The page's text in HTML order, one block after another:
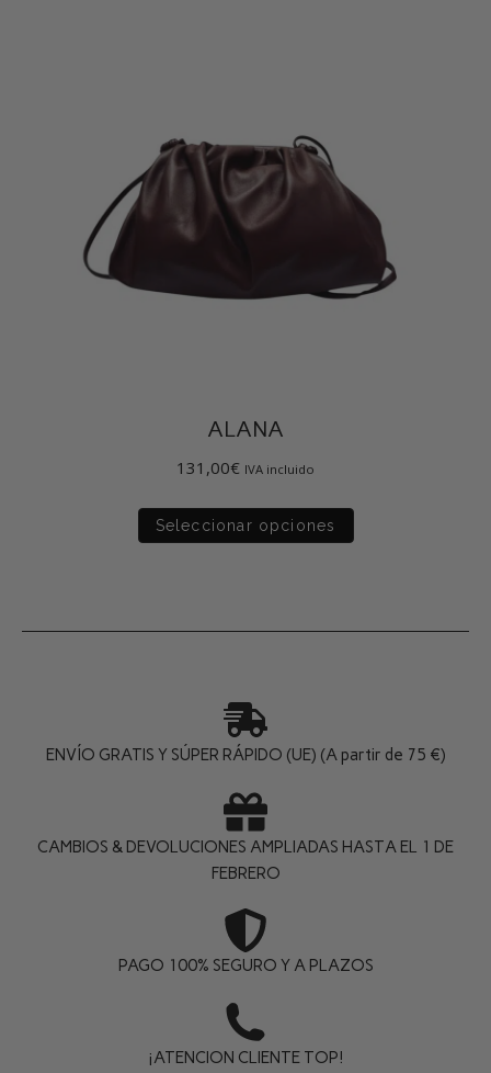
ALANA
131,00€ IVA incluido
Seleccionar opciones
ENVÍO GRATIS Y SÚPER RÁPIDO (UE) (A partir de 75 €)
CAMBIOS & DEVOLUCIONES AMPLIADAS HASTA EL 1 DE
FEBRERO
PAGO 100% SEGURO Y A PLAZOS
¡ATENCION CLIENTE TOP!